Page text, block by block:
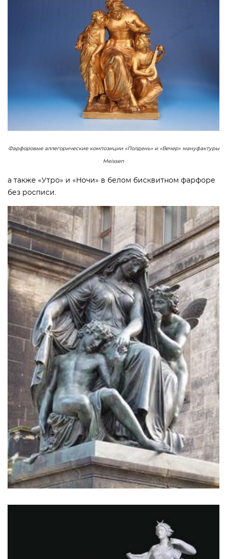
Фарфоровые аллегорические композиции «Полдень» и «Вечер» мануфактуры
Meissen
а также «Утро» и «Ночи» в белом бисквитном фарфоре
без росписи.